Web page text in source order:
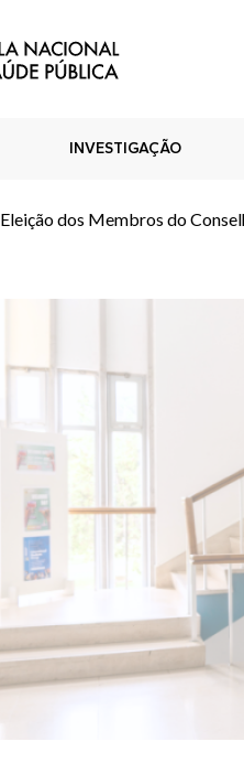
INVESTIGAÇÃO
Eleição dos Membros do